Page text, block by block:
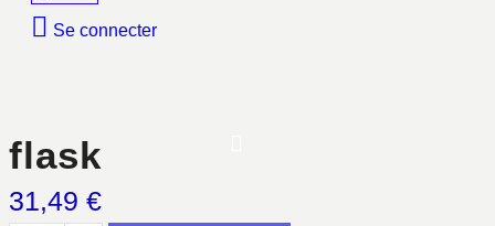
Se connecter
flask
31,49 €